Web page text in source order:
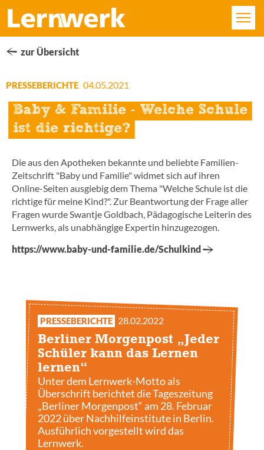
KURSE
FÄCHER
STANDORTE
ÜBER UNS
SERVICE
KONTAKT
LOGIN
Erstgespräch online buchen!
030 - 53 000 50
zur Übersicht
PRESSEBERICHTE 04.05.2021
Baby & Familie - Welche Schule
ist die richtige?
Die aus den Apotheken bekannte und beliebte Familien-
Zeitschrift "Baby und Familie" widmet sich auf ihren
Online-Seiten ausgiebig dem Thema "Welche Schule ist die
richtige für meine Kind?". Zur Beantwortung der Frage aller
Fragen wurde Swantje Goldbach, Pädagogische Leiterin des
Lernwerks, als unabhängige Expertin hinzugezogen.
https://www.baby-und-familie.de/Schulkind
PRESSEBERICHTE 28.02.2022
Berliner Morgenpost „Jeder
Schüler kann das Lernen
lernen“
Unter dem Lernwerk-Motto als
Überschrift berichtet die Tageszeitung
„Berliner Morgenpost“ am 28. Februar
2022 über Nachhilfeinstitute in Berlin.
Ausführlich vorgestellt wird das
Lernwerk.